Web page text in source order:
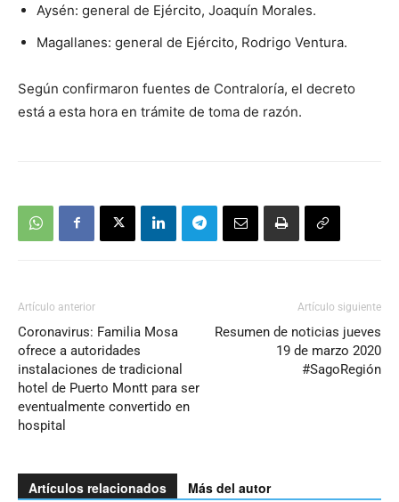
Aysén: general de Ejército, Joaquín Morales.
Magallanes: general de Ejército, Rodrigo Ventura.
Según confirmaron fuentes de Contraloría, el decreto
está a esta hora en trámite de toma de razón.
Artículo anterior
Coronavirus: Familia Mosa
ofrece a autoridades
instalaciones de tradicional
hotel de Puerto Montt para ser
eventualmente convertido en
hospital
Artículo siguiente
Resumen de noticias jueves
19 de marzo 2020
#SagoRegión
Artículos relacionados Más del autor